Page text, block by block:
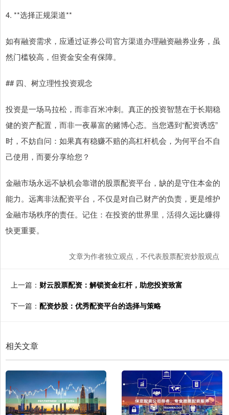
4. **选择正规渠道**
如有融资需求，应通过证券公司官方渠道办理融资融券业务，虽
然门槛较高，但资金安全有保障。
## 四、树立理性投资观念
投资是一场马拉松，而非百米冲刺。真正的投资智慧在于长期稳
健的资产配置，而非一夜暴富的赌博心态。当您遇到“配资诱惑”
时，不妨自问：如果真有稳赚不赔的高杠杆机会，为何平台不自
己使用，而要分享给您？
金融市场永远不缺机会靠谱的股票配资平台，缺的是守住本金的
能力。远离非法配资平台，不仅是对自己财产的负责，更是维护
金融市场秩序的责任。记住：在投资的世界里，活得久远比赚得
快更重要。
文章为作者独立观点，不代表股票配资炒股观点
上一篇： 财云股票配资：解锁资金杠杆，助您投资致富
下一篇： 配资炒股：优秀配资平台的选择与策略
相关文章